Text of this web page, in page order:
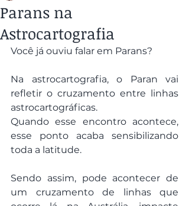
Parans na
Astrocartografia
Você já ouviu falar em Parans?
Na astrocartografia, o Paran vai
refletir o cruzamento entre linhas
astrocartográficas.
Quando esse encontro acontece,
esse ponto acaba sensibilizando
toda a latitude.
Sendo assim, pode acontecer de
um cruzamento de linhas que